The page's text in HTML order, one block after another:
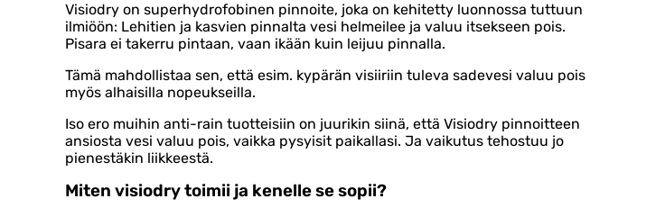
Visiodry on superhydrofobinen pinnoite, joka on kehitetty luonnossa tuttuun
ilmiöön: Lehitien ja kasvien pinnalta vesi helmeilee ja valuu itsekseen pois.
Pisara ei takerru pintaan, vaan ikään kuin leijuu pinnalla.
Tämä mahdollistaa sen, että esim. kypärän visiiriin tuleva sadevesi valuu pois
myös alhaisilla nopeukseilla.
Iso ero muihin anti-rain tuotteisiin on juurikin siinä, että Visiodry pinnoitteen
ansiosta vesi valuu pois, vaikka pysyisit paikallasi. Ja vaikutus tehostuu jo
pienestäkin liikkeestä.
Miten visiodry toimii ja kenelle se sopii?